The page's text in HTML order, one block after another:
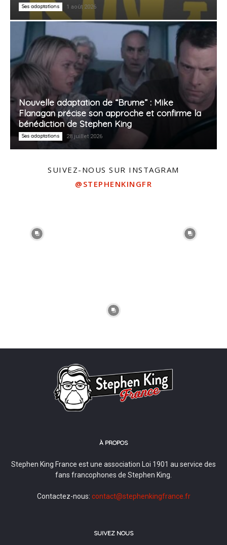
Ses adaptations 1 août 2026
Nouvelle adaptation de “Brume” : Mike
Flanagan précise son approche et confirme la
bénédiction de Stephen King
Ses adaptations 28 juillet 2026
SUIVEZ-NOUS SUR INSTAGRAM
@STEPHENKINGFR
À PROPOS
Stephen King France est une association Loi 1901 au service des
fans francophones de Stephen King.
Contactez-nous: contact@stephenkingfrance.fr
SUIVEZ NOUS